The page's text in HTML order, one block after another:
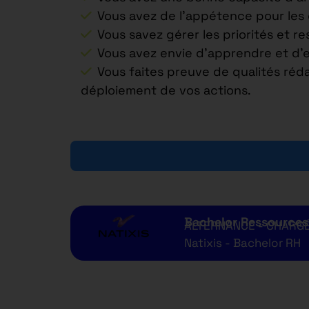
Vous avez de l’appétence pour
Vous savez gérer les priorités et
Vous avez envie d’apprendre et
Vous faites preuve de qualités
déploiement de vos actions.
Bachelor
ALTERNANCE -
Natixis - Bachelor RH